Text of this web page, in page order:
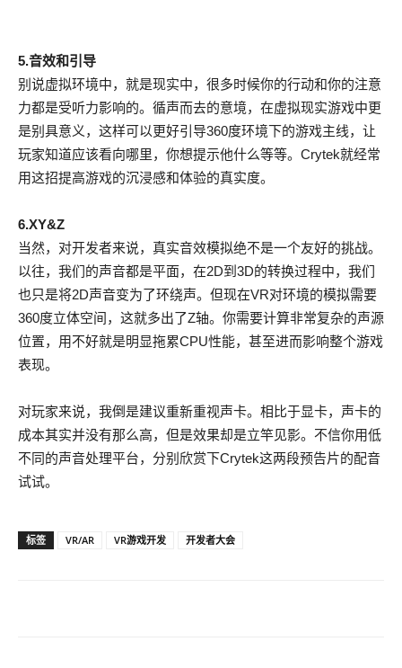
5.音效和引导
别说虚拟环境中，就是现实中，很多时候你的行动和你的注意
力都是受听力影响的。循声而去的意境，在虚拟现实游戏中更
是别具意义，这样可以更好引导360度环境下的游戏主线，让
玩家知道应该看向哪里，你想提示他什么等等。Crytek就经常
用这招提高游戏的沉浸感和体验的真实度。
6.XY&Z
当然，对开发者来说，真实音效模拟绝不是一个友好的挑战。
以往，我们的声音都是平面，在2D到3D的转换过程中，我们
也只是将2D声音变为了环绕声。但现在VR对环境的模拟需要
360度立体空间，这就多出了Z轴。你需要计算非常复杂的声源
位置，用不好就是明显拖累CPU性能，甚至进而影响整个游戏
表现。
对玩家来说，我倒是建议重新重视声卡。相比于显卡，声卡的
成本其实并没有那么高，但是效果却是立竿见影。不信你用低
不同的声音处理平台，分别欣赏下Crytek这两段预告片的配音
试试。
标签 VR/AR VR游戏开发 开发者大会